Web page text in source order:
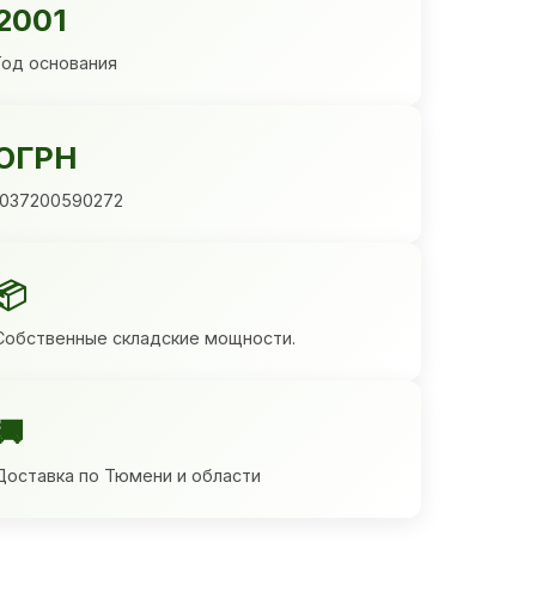
основания
складские мощности.
по Тюмени и области